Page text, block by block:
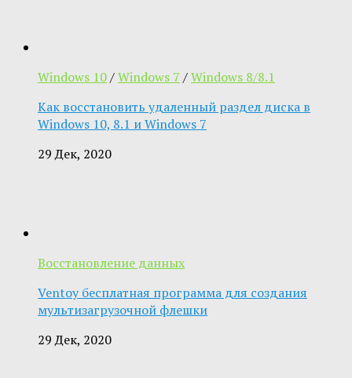
Windows 10/Windows 7 /Windows 8/8.1
Как восстановить удаленный раздел диска в
Windows 10, 8.1 и Windows 7
29 Дек, 2020
Восстановление данных
Ventoy бесплатная программа для создания
мультизагрузочной флешки
29 Дек, 2020